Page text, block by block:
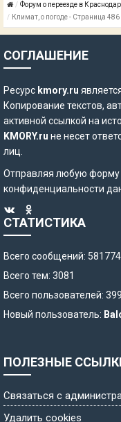
Форум о переезде в Краснодар
Климат, о погоде - Страница
СОГЛАШЕНИЕ
Ресурс kmory.ru
Копирование текстов,
активной ссылкой на
KMORY.ru не несет
лиц.
Отправляя любую форму
конфиденциальности
СТАТИСТИКА
Всего сообщений: 581774
Всего тем: 3081
Всего пользователей:
Новый пользователь:
ПОЛЕЗНЫЕ
Связаться с
Удалить cookies